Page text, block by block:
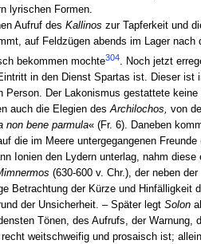
lyrischen Formen.
Aufruf desKallinos zur Tapferkeit und
auf Feldzügen abends im Lager nach
bekommen mochte304. Noch jetzt
in den Dienst Spartas ist. Dieser ist
Der Lakonismus gestattete
auch die Elegien desArchilochos, von
non bene parmula« (Fr. 6). Daneben
die im Meere untergegangenen Freunde
Ionien den Lydern unterlag, nahm diese
(630-600 v. Chr.), der neben
Betrachtung der Kürze und Hinfälligkeit
der Unsicherheit. – Später legt Solon
Tönen, des Aufrufs, der Warnung,
weitschweifig und prosaisch ist;